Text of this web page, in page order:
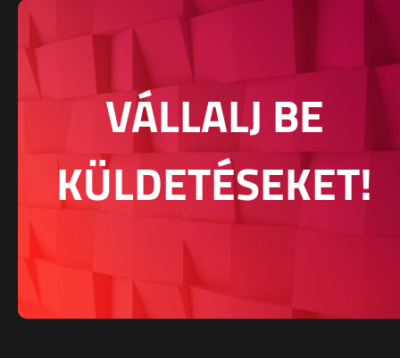
VÁLLALJ BE
KÜLDETÉSEKET!